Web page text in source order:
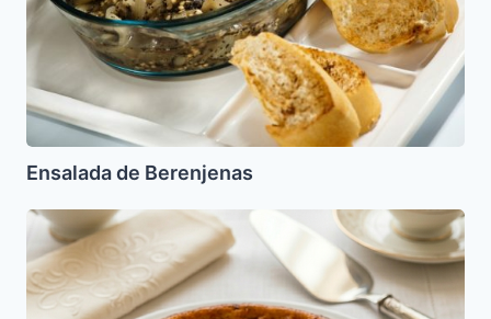
Ensalada de Berenjenas
Torta
de
Queso
Crema